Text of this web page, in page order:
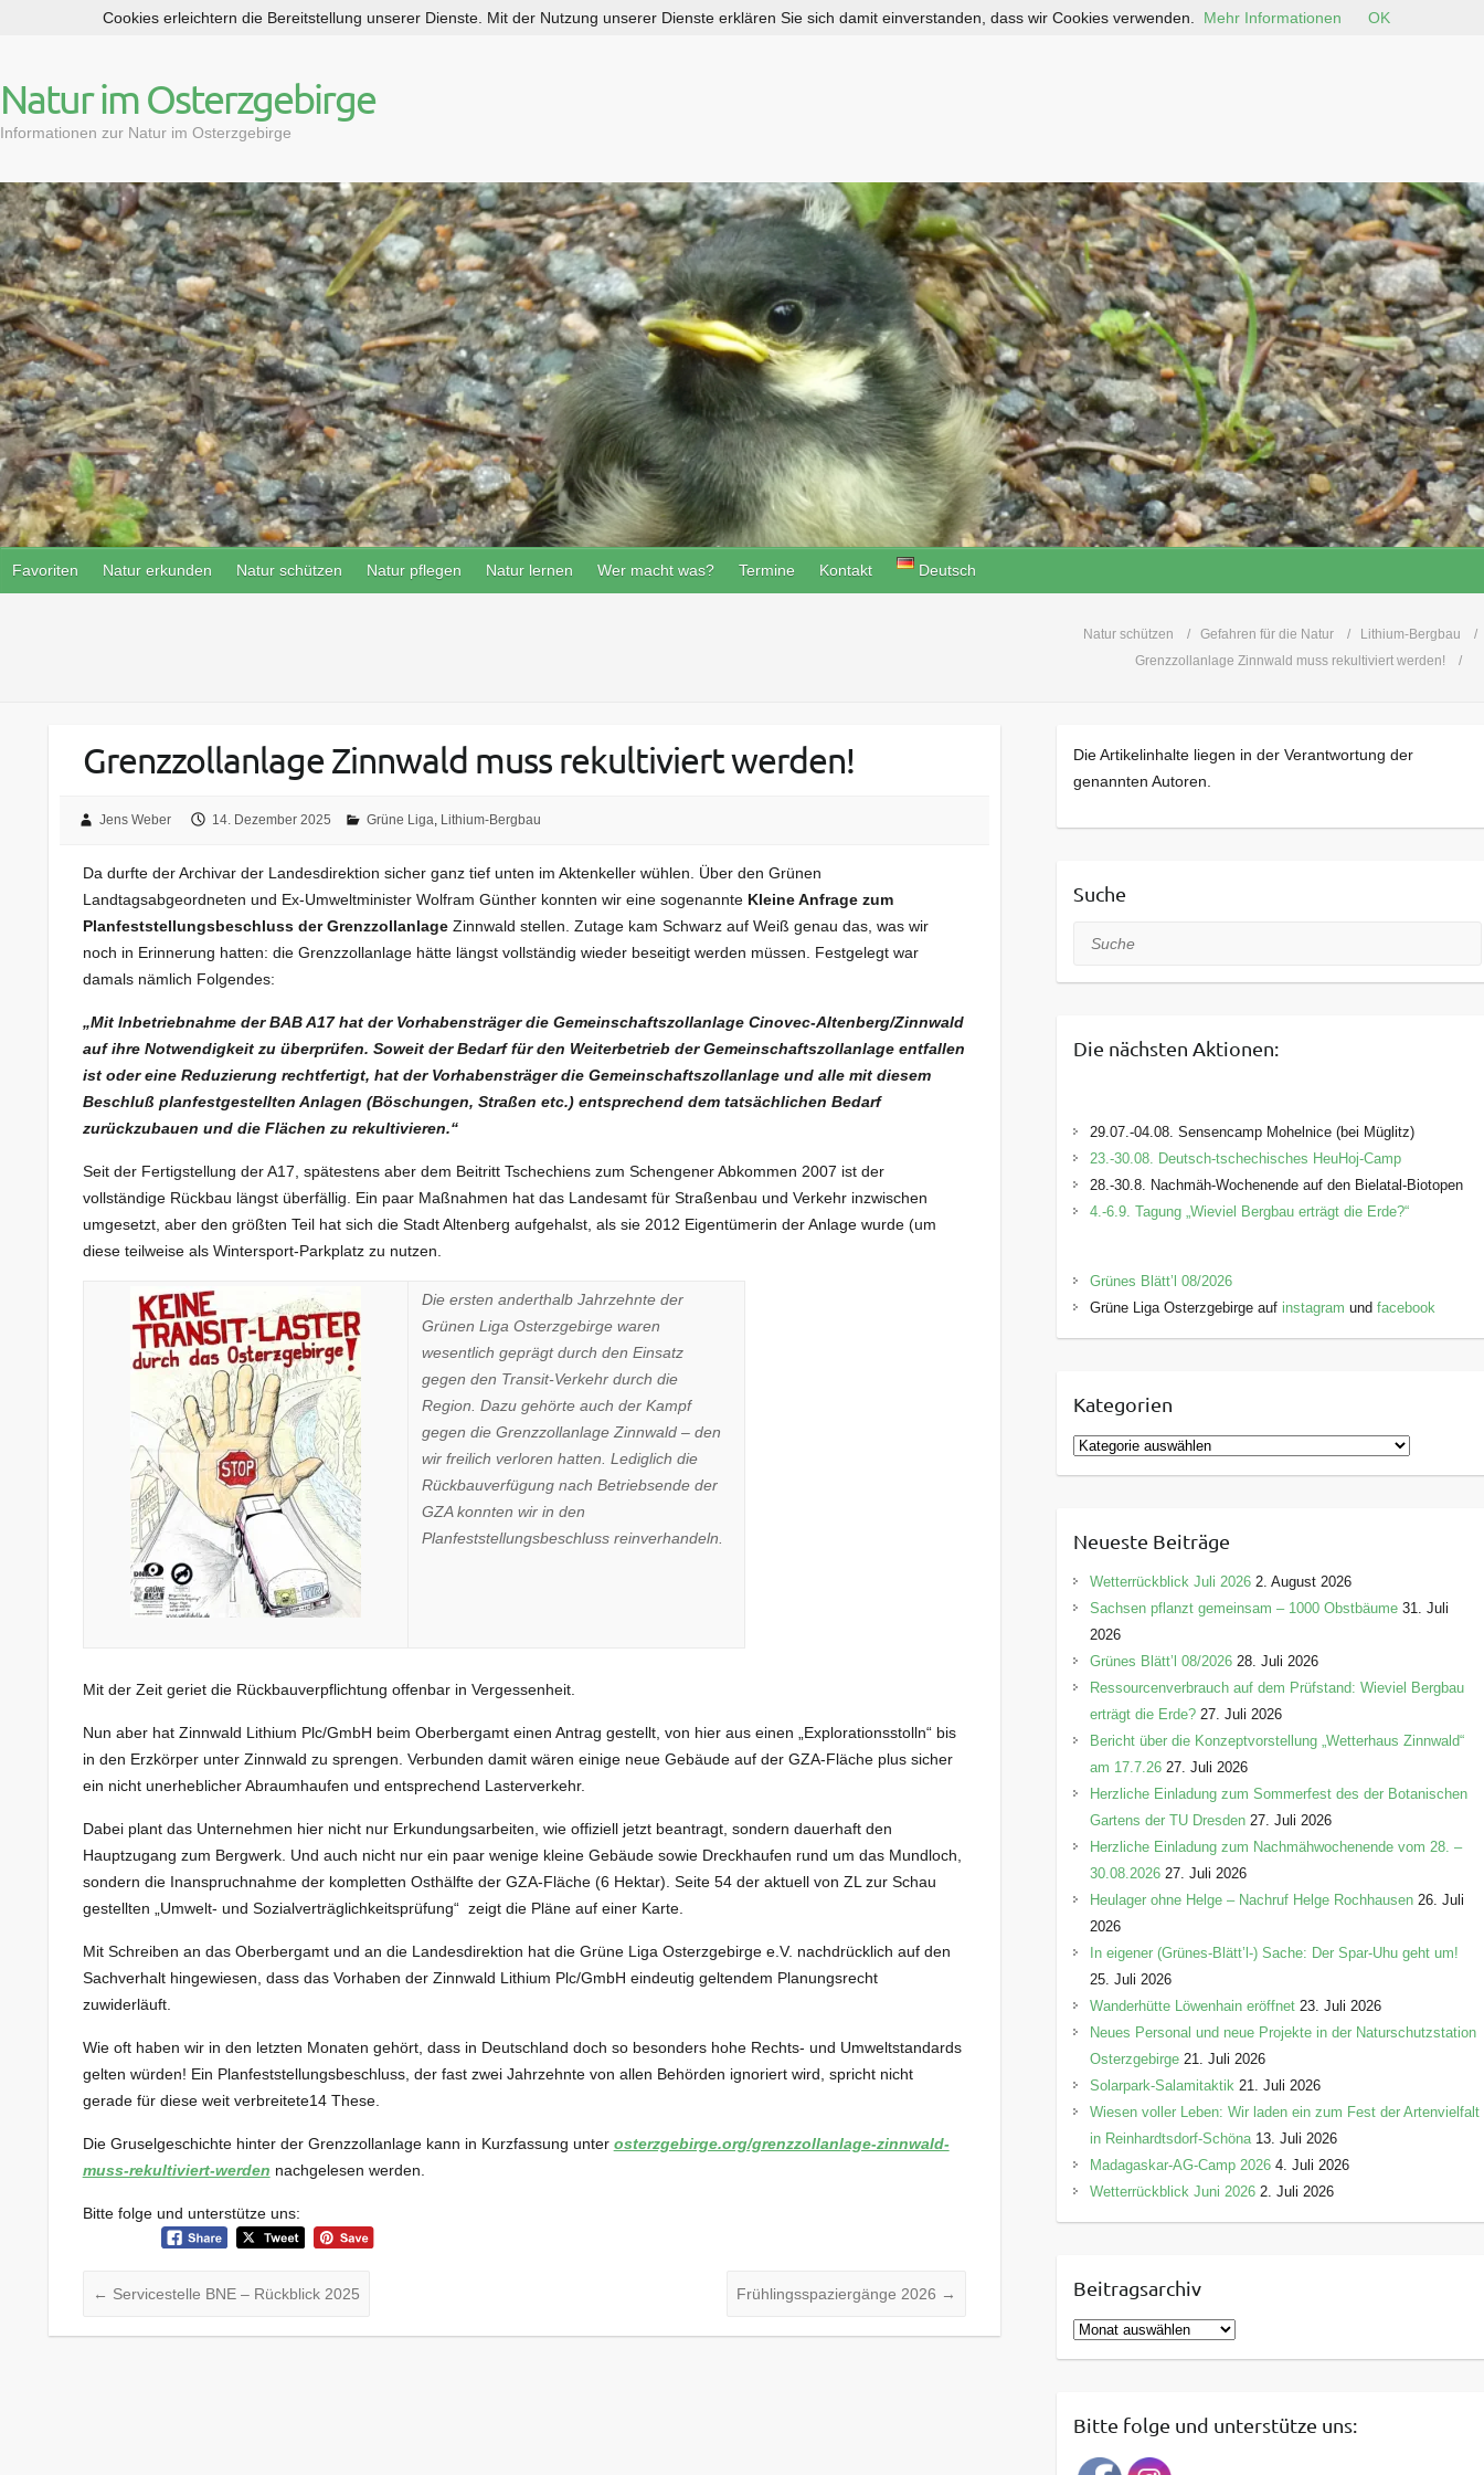
p
t
c
o
n
t
e
n
t
Natur im Osterzgebirge
Informationen zur Natur im Osterzgebirge
Favoriten Natur erkunden Natur schützen Natur pflegen Natur lernen Wer macht was? Termine Kontakt Deutsch
Natur schützen Gefahren für die Natur
Lithium-Bergbau
Grenzzollanlage Zinnwald muss rekultiviert werden!
Grenzzollanlage Zinnwald muss rekultiviert werden!
Jens Weber 14. Dezember 2025 Grüne Liga, Lithium-Bergbau
Da durfte der Archivar der Landesdirektion sicher ganz tief unten im Aktenkeller wühlen. Über den Grünen
Landtagsabgeordneten und Ex-Umweltminister Wolfram Günther konnten wir eine sogenannte Kleine Anfrage zum
Planfeststellungsbeschluss der GrenzzollanlageZinnwald stellen. Zutage kam Schwarz auf Weiß genau das, was wir
noch in Erinnerung hatten: die Grenzzollanlage hätte längst vollständig wieder beseitigt werden müssen. Festgelegt war
damals nämlich Folgendes:
„Mit Inbetriebnahme der BAB A17 hat der Vorhabensträger die Gemeinschaftszollanlage Cinovec-Altenberg/Zinnwald
auf ihre Notwendigkeit zu überprüfen. Soweit der Bedarf für den Weiterbetrieb der Gemeinschaftszollanlage entfallen
ist oder eine Reduzierung rechtfertigt, hat der Vorhabensträger die Gemeinschaftszollanlage und alle mit diesem
Beschluß planfestgestellten Anlagen (Böschungen, Straßen etc.) entsprechend dem tatsächlichen Bedarf
zurückzubauen und die Flächen zu rekultivieren.“
Seit der Fertigstellung der A17, spätestens aber dem Beitritt Tschechiens zum Schengener Abkommen 2007 ist der
vollständige Rückbau längst überfällig. Ein paar Maßnahmen hat das Landesamt für Straßenbau und Verkehr inzwischen
umgesetzt, aber den größten Teil hat sich die Stadt Altenberg aufgehalst, als sie 2012 Eigentümerin der Anlage wurde (um
diese teilweise als Wintersport-Parkplatz zu nutzen.
Die ersten anderthalb Jahrzehnte der
Grünen Liga Osterzgebirge waren
wesentlich geprägt durch den Einsatz
gegen den Transit-Verkehr durch die
Region. Dazu gehörte auch der Kampf
gegen die Grenzzollanlage Zinnwald – den
wir freilich verloren hatten. Lediglich die
Rückbauverfügung nach Betriebsende der
GZA konnten wir in den
Planfeststellungsbeschluss reinverhandeln.
Mit der Zeit geriet die Rückbauverpflichtung offenbar in Vergessenheit.
Nun aber hat Zinnwald Lithium Plc/GmbH beim Oberbergamt einen Antrag gestellt, von hier aus einen „Explorationsstolln“ bis
in den Erzkörper unter Zinnwald zu sprengen. Verbunden damit wären einige neue Gebäude auf der GZA-Fläche plus sicher
ein nicht unerheblicher Abraumhaufen und entsprechend Lasterverkehr.
Dabei plant das Unternehmen hier nicht nur Erkundungsarbeiten, wie offiziell jetzt beantragt, sondern dauerhaft den
Hauptzugang zum Bergwerk. Und auch nicht nur ein paar wenige kleine Gebäude sowie Dreckhaufen rund um das Mundloch,
sondern die Inanspruchnahme der kompletten Osthälfte der GZA-Fläche (6 Hektar). Seite 54 der aktuell von ZL zur Schau
gestellten „Umwelt- und Sozialverträglichkeitsprüfung“ zeigt die Pläne auf einer Karte.
Mit Schreiben an das Oberbergamt und an die Landesdirektion hat die Grüne Liga Osterzgebirge e.V. nachdrücklich auf den
Sachverhalt hingewiesen, dass das Vorhaben der Zinnwald Lithium Plc/GmbH eindeutig geltendem Planungsrecht
zuwiderläuft.
Wie oft haben wir in den letzten Monaten gehört, dass in Deutschland doch so besonders hohe Rechts- und Umweltstandards
gelten würden! Ein Planfeststellungsbeschluss, der fast zwei Jahrzehnte von allen Behörden ignoriert wird, spricht nicht
gerade für diese weit verbreitete14 These.
Die Gruselgeschichte hinter der Grenzzollanlage kann in Kurzfassung unter osterzgebirge.org/grenzzollanlage-zinnwald-
muss-rekultiviert-werden nachgelesen werden.
Bitte folge und unterstütze uns:
← Servicestelle BNE – Rückblick 2025 Frühlingsspaziergänge 2026 →
Die Artikelinhalte liegen in der Verantwortung der
genannten Autoren.
Suche
Suche
Die nächsten Aktionen:
29.07.-04.08. Sensencamp Mohelnice (bei Müglitz)
23.-30.08. Deutsch-tschechisches HeuHoj-Camp
28.-30.8. Nachmäh-Wochenende auf den Bielatal-Biotopen
4.-6.9. Tagung „Wieviel Bergbau erträgt die Erde?“
Grünes Blätt’l 08/2026
Grüne Liga Osterzgebirge auf instagram und facebook
Kategorien
K
a
g
o
r
e
n
Neueste Beiträge
Wetterrückblick Juli 2026 2. August 2026
Sachsen pflanzt gemeinsam – 1000 Obstbäume 31. Juli
2026
Grünes Blätt’l 08/2026 28. Juli 2026
Ressourcenverbrauch auf dem Prüfstand: Wieviel Bergbau
erträgt die Erde? 27. Juli 2026
Bericht über die Konzeptvorstellung „Wetterhaus Zinnwald“
am 17.7.26 27. Juli 2026
Herzliche Einladung zum Sommerfest des der Botanischen
Gartens der TU Dresden 27. Juli 2026
Herzliche Einladung zum Nachmähwochenende vom 28. –
30.08.2026 27. Juli 2026
Heulager ohne Helge – Nachruf Helge Rochhausen 26. Juli
2026
In eigener (Grünes-Blätt’l-) Sache: Der Spar-Uhu geht um!
25. Juli 2026
Wanderhütte Löwenhain eröffnet 23. Juli 2026
Neues Personal und neue Projekte in der Naturschutzstation
Osterzgebirge 21. Juli 2026
Solarpark-Salamitaktik 21. Juli 2026
Wiesen voller Leben: Wir laden ein zum Fest der Artenvielfalt
in Reinhardtsdorf-Schöna 13. Juli 2026
Madagaskar-AG-Camp 2026 4. Juli 2026
Wetterrückblick Juni 2026 2. Juli 2026
Beitragsarchiv
B
e
rBitte folge und unterstütze uns:
Cookies erleichtern die Bereitstellung unserer Dienste. Mit der Nutzung unserer Dienste erklären Sie sich damit einverstanden, dass wir Cookies verwenden. Mehr Informationen OK